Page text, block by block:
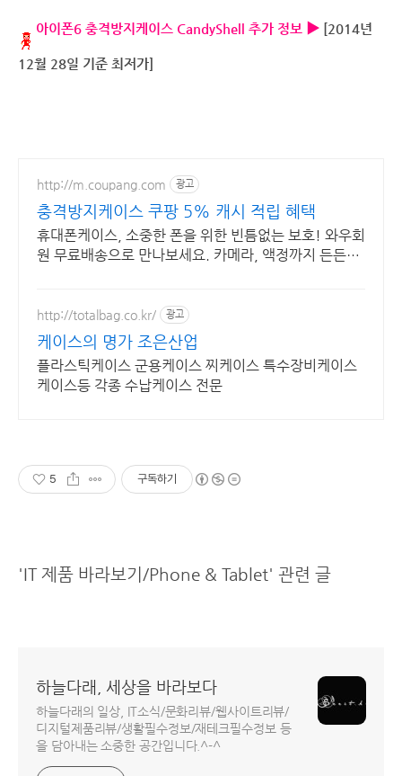
아이폰6 충격방지케이스 CandyShell 추가 정보 ▶ [2014년
12월 28일 기준 최저가]
http://m.coupang.com 광고
충격방지케이스 쿠팡 5% 캐시 적립 혜택
휴대폰케이스, 소중한 폰을 위한 빈틈없는 보호! 와우회
원 무료배송으로 만나보세요. 카메라, 액정까지 든든하
http://totalbag.co.kr/ 광고
케이스의 명가 조은산업
플라스틱케이스 군용케이스 찌케이스 특수장비케이스
케이스등 각종 수납케이스 전문
5 구독하기
'IT 제품 바라보기/Phone & Tablet' 관련 글
하늘다래, 세상을 바라보다
하늘다래의 일상, IT소식/문화리뷰/웹사이트리뷰/
디지털제품리뷰/생활필수정보/재테크필수정보 등
을 담아내는 소중한 공간입니다.^-^